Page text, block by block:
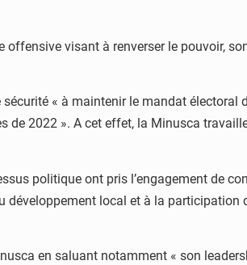
visant à renverser le pouvoir,
« à maintenir le mandat électoral
2022 ». A cet effet, la Minusca
politique ont pris l’engagement de
local et à la
en saluant notamment « son